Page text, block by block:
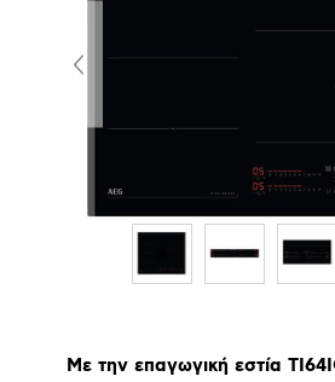
Με την επαγωγική εστία